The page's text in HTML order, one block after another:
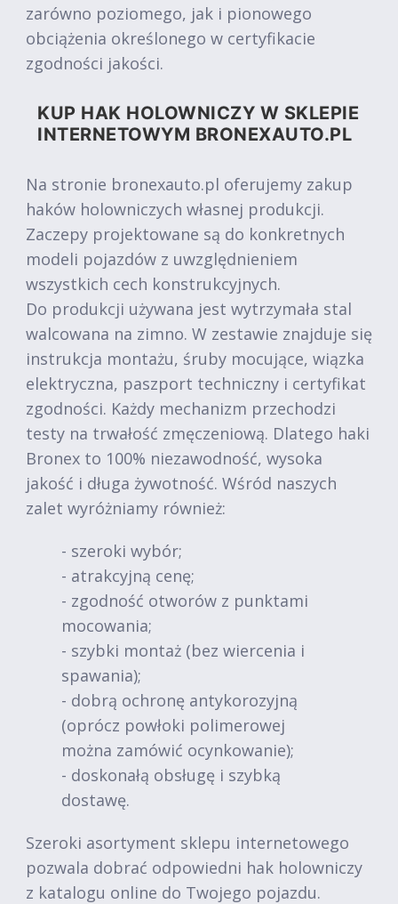
zarówno poziomego, jak i pionowego
obciążenia określonego w certyfikacie
zgodności jakości.
KUP HAK HOLOWNICZY W SKLEPIE
INTERNETOWYM BRONEXAUTO.PL
Na stronie bronexauto.pl oferujemy zakup
haków holowniczych własnej produkcji.
Zaczepy projektowane są do konkretnych
modeli pojazdów z uwzględnieniem
wszystkich cech konstrukcyjnych.
Do produkcji używana jest wytrzymała stal
walcowana na zimno. W zestawie znajduje się
instrukcja montażu, śruby mocujące, wiązka
elektryczna, paszport techniczny i certyfikat
zgodności. Każdy mechanizm przechodzi
testy na trwałość zmęczeniową. Dlatego haki
Bronex to 100% niezawodność, wysoka
jakość i długa żywotność. Wśród naszych
zalet wyróżniamy również:
- szeroki wybór;
- atrakcyjną cenę;
- zgodność otworów z punktami
mocowania;
- szybki montaż (bez wiercenia i
spawania);
- dobrą ochronę antykorozyjną
(oprócz powłoki polimerowej
można zamówić ocynkowanie);
- doskonałą obsługę i szybką
dostawę.
Szeroki asortyment sklepu internetowego
pozwala dobrać odpowiedni hak holowniczy
z katalogu online do Twojego pojazdu.